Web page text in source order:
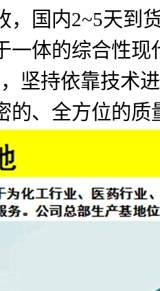
，国内2~5天到
一体的综合性
坚持依靠技术
的、全方位的